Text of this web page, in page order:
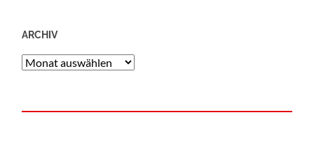
ARCHIV